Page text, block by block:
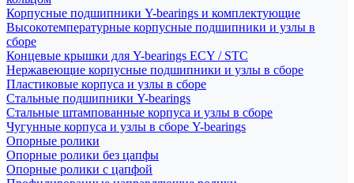
Корпусные подшипники Y-bearings и комплектующие
Высокотемпературные корпусные подшипники и узлы в
сборе
Концевые крышки для Y-bearings ECY / STC
Нержавеющие корпусные подшипники и узлы в сборе
Пластиковые корпуса и узлы в сборе
Стальные подшипники Y-bearings
Стальные штампованные корпуса и узлы в сборе
Чугунные корпуса и узлы в сборе Y-bearings
Опорные ролики
Опорные ролики без цапфы
Опорные ролики с цапфой